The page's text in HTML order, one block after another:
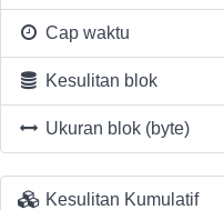
Cap waktu
Kesulitan blok
Ukuran blok (byte)
Kesulitan Kumulatif